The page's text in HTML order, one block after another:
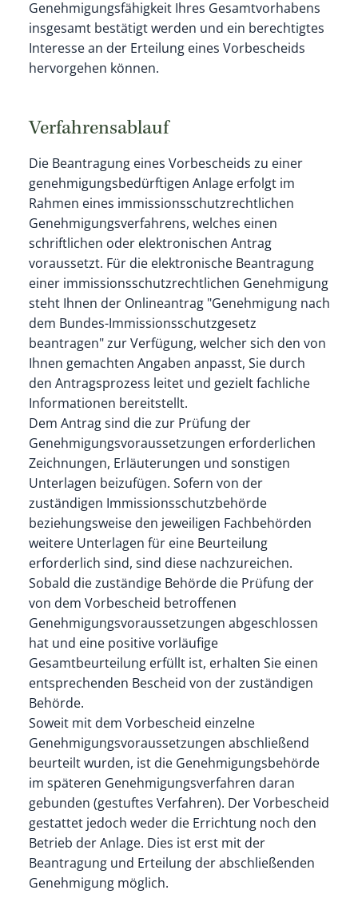
Genehmigungsfähigkeit Ihres Gesamtvorhabens
insgesamt bestätigt werden und ein berechtigtes
Interesse an der Erteilung eines Vorbescheids
hervorgehen können.
Verfahrensablauf
Die Beantragung eines Vorbescheids zu einer
genehmigungsbedürftigen Anlage erfolgt im
Rahmen eines immissionsschutzrechtlichen
Genehmigungsverfahrens, welches einen
schriftlichen oder elektronischen Antrag
voraussetzt. Für die elektronische Beantragung
einer immissionsschutzrechtlichen Genehmigung
steht Ihnen der Onlineantrag "Genehmigung nach
dem Bundes-Immissionsschutzgesetz
beantragen" zur Verfügung, welcher sich den von
Ihnen gemachten Angaben anpasst, Sie durch
den Antragsprozess leitet und gezielt fachliche
Informationen bereitstellt.
Dem Antrag sind die zur Prüfung der
Genehmigungsvoraussetzungen erforderlichen
Zeichnungen, Erläuterungen und sonstigen
Unterlagen beizufügen. Sofern von der
zuständigen Immissionsschutzbehörde
beziehungsweise den jeweiligen Fachbehörden
weitere Unterlagen für eine Beurteilung
erforderlich sind, sind diese nachzureichen.
Sobald die zuständige Behörde die Prüfung der
von dem Vorbescheid betroffenen
Genehmigungsvoraussetzungen abgeschlossen
hat und eine positive vorläufige
Gesamtbeurteilung erfüllt ist, erhalten Sie einen
entsprechenden Bescheid von der zuständigen
Behörde.
Soweit mit dem Vorbescheid einzelne
Genehmigungsvoraussetzungen abschließend
beurteilt wurden, ist die Genehmigungsbehörde
im späteren Genehmigungsverfahren daran
gebunden (gestuftes Verfahren). Der Vorbescheid
gestattet jedoch weder die Errichtung noch den
Betrieb der Anlage. Dies ist erst mit der
Beantragung und Erteilung der abschließenden
Genehmigung möglich.